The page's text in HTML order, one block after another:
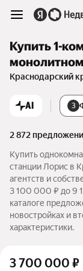
Купить 1-
Краснодарский
AI 3
2 872
Купить
станции Лорис в
агентств и
3 100 000 ₽ до 9
каталоге
новостройках и
характеристики.
3 700 000 ₽